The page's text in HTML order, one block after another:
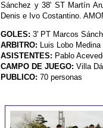
Sánchez y 38' ST Martín
Denis e Ivo Costantino.
GOLES: 3' PT Marcos
ARBITRO: Luis Lobo Medina
ASISTENTES: Pablo
CAMPO DE JUEGO: Villa
PUBLICO: 70 personas